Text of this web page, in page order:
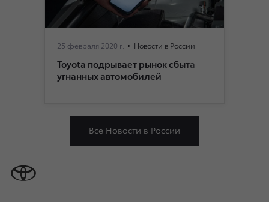
25 февраля 2020 г. Новости в России
Toyota подрывает рынок сбыта
угнанных автомобилей
Все Новости в России